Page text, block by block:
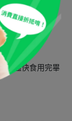
並盡快食用完畢